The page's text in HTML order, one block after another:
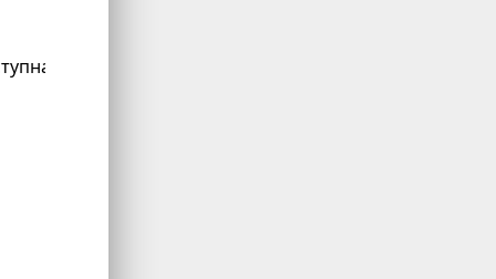
для включения.'"